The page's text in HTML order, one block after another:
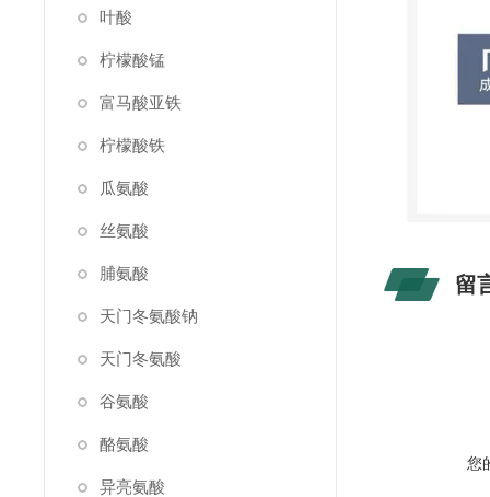
叶酸
柠檬酸锰
富马酸亚铁
柠檬酸铁
瓜氨酸
丝氨酸
脯氨酸
天门冬氨酸钠
天门冬氨酸
谷氨酸
酪氨酸
异亮氨酸
留
您